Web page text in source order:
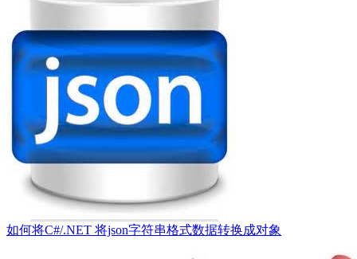
如何将C#/.NET 将json字符串格式数据转换成对象